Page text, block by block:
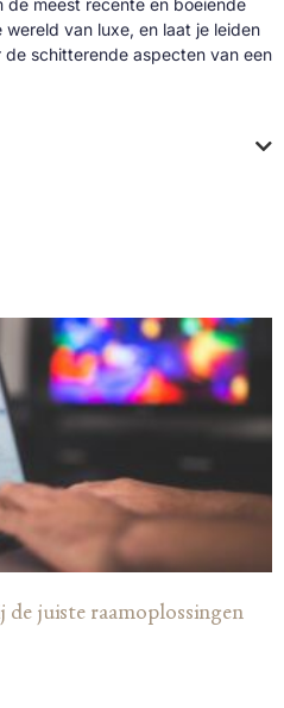
van luxe, en laat je leiden
schitterende aspecten van een
juiste raamoplossingen